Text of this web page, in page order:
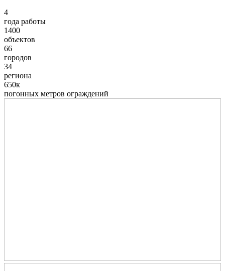
4
года работы
1400
объектов
66
городов
34
региона
650к
погонных метров ограждений